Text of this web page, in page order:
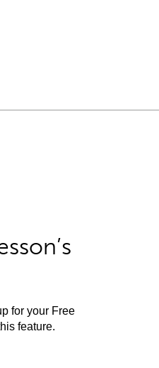
for your Free
feature.